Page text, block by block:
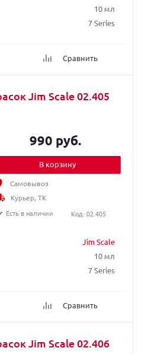
10 мл
7 Series
Сравнить
Jim Scale 02.405
Jim Scale
10 мл
7 Series
Сравнить
990 руб.
В корзину
Самовывоз
Курьер, ТК
Есть в наличии
Код: 02.405
Jim Scale 02.406